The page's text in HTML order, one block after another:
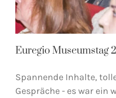
Euregio Museumstag
Spannende Inhalte,
Gespräche - es war ein